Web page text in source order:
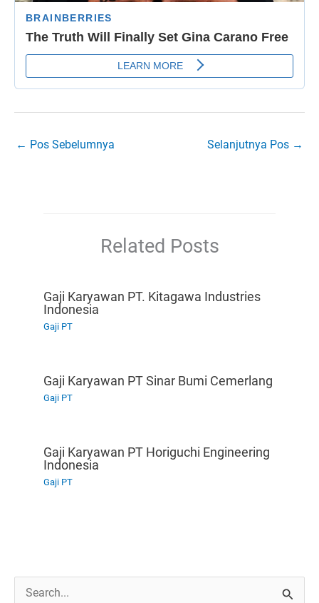
← Pos Sebelumnya Selanjutnya Pos →
Related Posts
Gaji Karyawan PT. Kitagawa Industries
Indonesia
Gaji PT
Gaji Karyawan PT Sinar Bumi Cemerlang
Gaji PT
Gaji Karyawan PT Horiguchi Engineering
Indonesia
Gaji PT